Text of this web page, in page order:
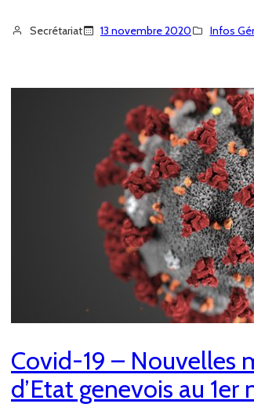
Secrétariat 13 novembre 2020 Infos
Covid-19 – Nouvelles
d’Etat genevois au